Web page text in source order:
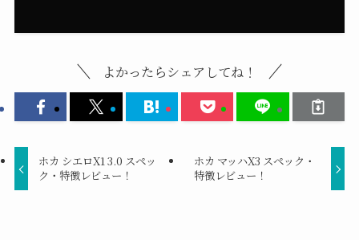
よかったらシェアしてね！
ホカ シエロX1 3.0 スペッ
ク・特徴レビュー！
ホカ マッハX3 スペック・
特徴レビュー！